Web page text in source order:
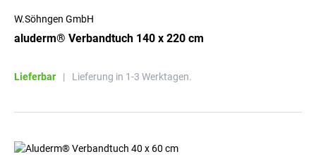
W.Söhngen GmbH
aluderm® Verbandtuch 140 x 220 cm
Lieferbar | Lieferung in 1-3 Werktagen.